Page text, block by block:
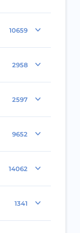
10659
2958
2597
9652
14062
1341